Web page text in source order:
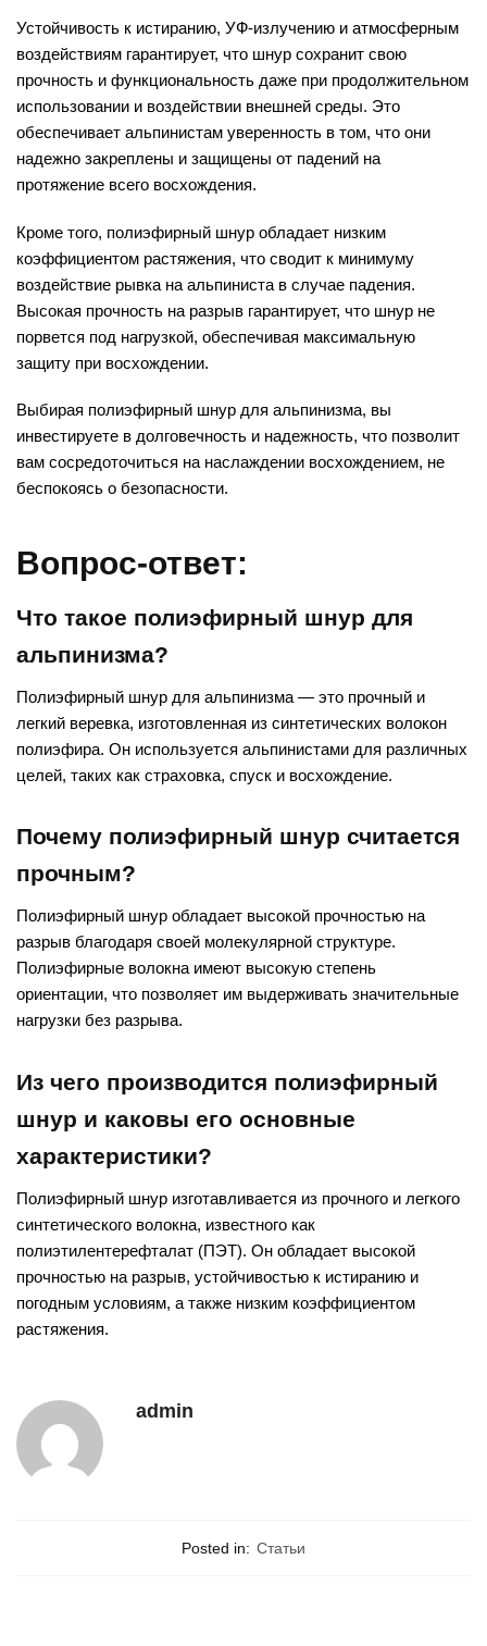
Устойчивость к истиранию, УФ-излучению и атмосферным
воздействиям гарантирует, что шнур сохранит свою
прочность и функциональность даже при продолжительном
использовании и воздействии внешней среды. Это
обеспечивает альпинистам уверенность в том, что они
надежно закреплены и защищены от падений на
протяжение всего восхождения.
Кроме того, полиэфирный шнур обладает низким
коэффициентом растяжения, что сводит к минимуму
воздействие рывка на альпиниста в случае падения.
Высокая прочность на разрыв гарантирует, что шнур не
порвется под нагрузкой, обеспечивая максимальную
защиту при восхождении.
Выбирая полиэфирный шнур для альпинизма, вы
инвестируете в долговечность и надежность, что позволит
вам сосредоточиться на наслаждении восхождением, не
беспокоясь о безопасности.
Вопрос-ответ:
Что такое полиэфирный шнур для
альпинизма?
Полиэфирный шнур для альпинизма — это прочный и
легкий веревка, изготовленная из синтетических волокон
полиэфира. Он используется альпинистами для различных
целей, таких как страховка, спуск и восхождение.
Почему полиэфирный шнур считается
прочным?
Полиэфирный шнур обладает высокой прочностью на
разрыв благодаря своей молекулярной структуре.
Полиэфирные волокна имеют высокую степень
ориентации, что позволяет им выдерживать значительные
нагрузки без разрыва.
Из чего производится полиэфирный
шнур и каковы его основные
характеристики?
Полиэфирный шнур изготавливается из прочного и легкого
синтетического волокна, известного как
полиэтилентерефталат (ПЭТ). Он обладает высокой
прочностью на разрыв, устойчивостью к истиранию и
погодным условиям, а также низким коэффициентом
растяжения.
admin
Posted in: Статьи